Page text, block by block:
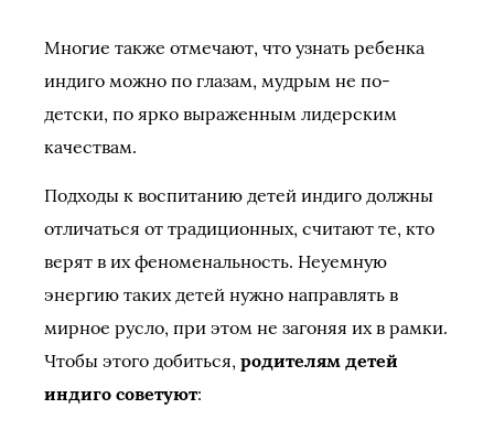
Многие также отмечают, что узнать ребенка
индиго можно по глазам, мудрым не по-
детски, по ярко выраженным лидерским
качествам.
Подходы к воспитанию детей индиго должны
отличаться от традиционных, считают те, кто
верят в их феноменальность. Неуемную
энергию таких детей нужно направлять в
мирное русло, при этом не загоняя их в рамки.
Чтобы этого добиться, родителям детей
индиго советуют: